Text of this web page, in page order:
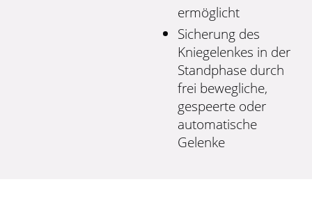
ermöglicht
Sicherung des
Kniegelenkes in der
Standphase durch
frei bewegliche,
gespeerte oder
automatische
Gelenke